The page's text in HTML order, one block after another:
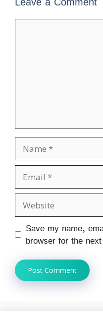
Name
Email
Website
Save my name,
browser for the